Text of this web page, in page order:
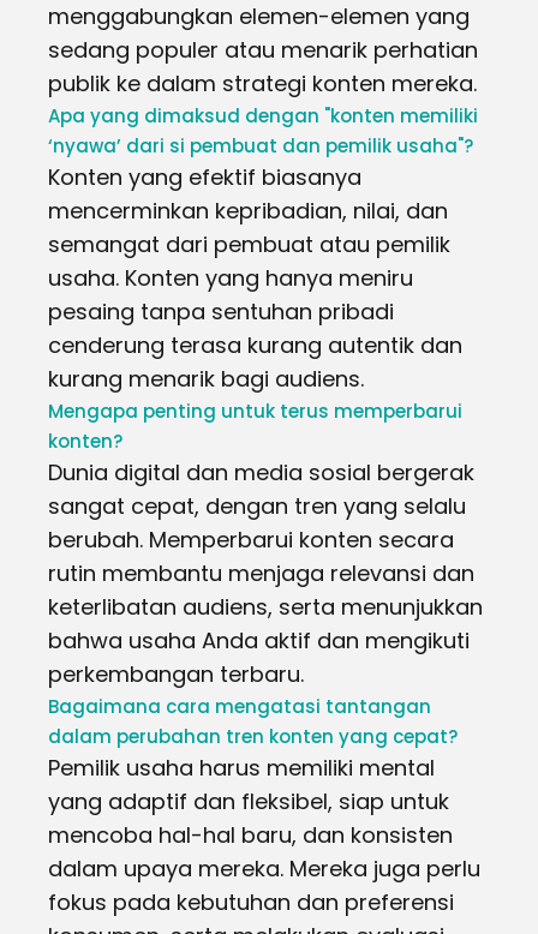
menggabungkan elemen-elemen yang
sedang populer atau menarik perhatian
publik ke dalam strategi konten mereka.
Apa yang dimaksud dengan "konten memiliki
‘nyawa’ dari si pembuat dan pemilik usaha"?
Konten yang efektif biasanya
mencerminkan kepribadian, nilai, dan
semangat dari pembuat atau pemilik
usaha. Konten yang hanya meniru
pesaing tanpa sentuhan pribadi
cenderung terasa kurang autentik dan
kurang menarik bagi audiens.
Mengapa penting untuk terus memperbarui
konten?
Dunia digital dan media sosial bergerak
sangat cepat, dengan tren yang selalu
berubah. Memperbarui konten secara
rutin membantu menjaga relevansi dan
keterlibatan audiens, serta menunjukkan
bahwa usaha Anda aktif dan mengikuti
perkembangan terbaru.
Bagaimana cara mengatasi tantangan
dalam perubahan tren konten yang cepat?
Pemilik usaha harus memiliki mental
yang adaptif dan fleksibel, siap untuk
mencoba hal-hal baru, dan konsisten
dalam upaya mereka. Mereka juga perlu
fokus pada kebutuhan dan preferensi